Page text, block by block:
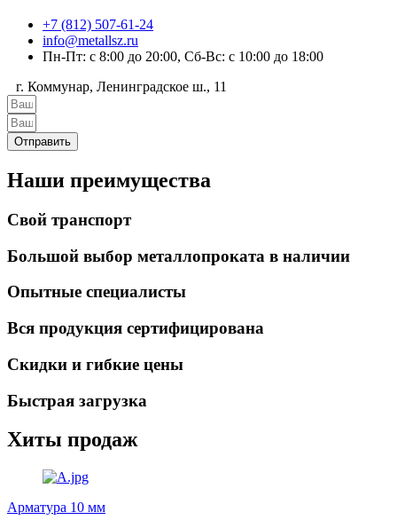
+7 (812) 507-61-24
info@metallsz.ru
Пн-Пт: с 8:00 до 20:00, Сб-Вс: с 10:00 до 18:00
г. Коммунар, Ленинградское ш., 11
Отправить
Наши преимущества
Свой транспорт
Большой выбор металлопроката в наличии
Опытные специалисты
Вся продукция сертифицирована
Скидки и гибкие цены
Быстрая загрузка
Хиты продаж
Арматура 10 мм